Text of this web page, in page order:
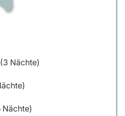
Nächte)
Nächte)